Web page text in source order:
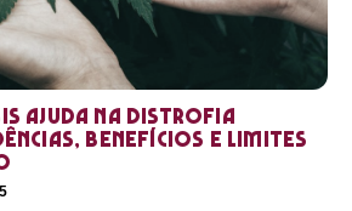
ajuda na distrofia
benefícios e limites